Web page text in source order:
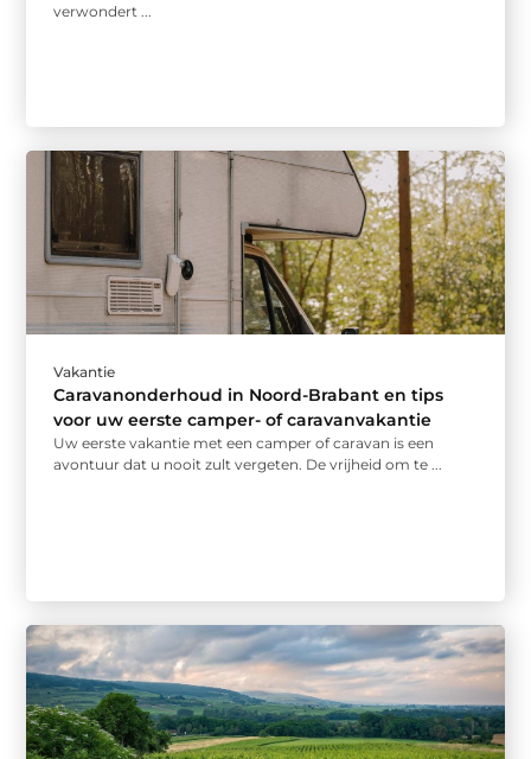
verwondert ...
Vakantie
Caravanonderhoud in Noord-Brabant en tips
voor uw eerste camper- of caravanvakantie
Uw eerste vakantie met een camper of caravan is een
avontuur dat u nooit zult vergeten. De vrijheid om te ...